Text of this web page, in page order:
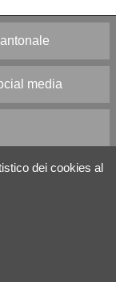
dei cookies al
media
legali